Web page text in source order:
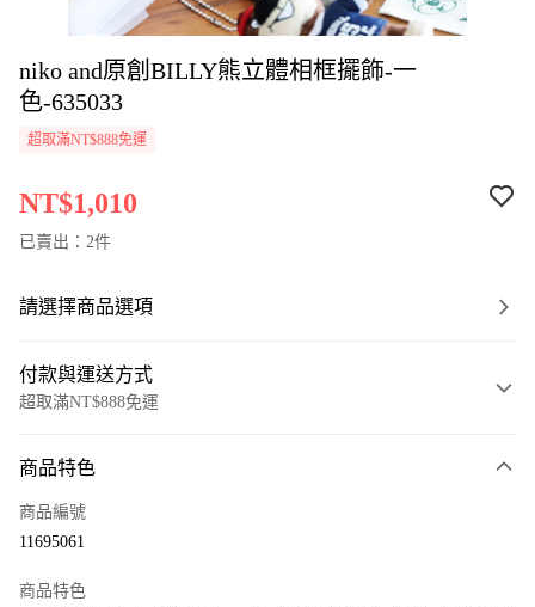
niko and原創BILLY熊立體相框擺飾-一
色-635033
超取滿NT$888免運
NT$1,010
已賣出：2件
請選擇商品選項
付款與運送方式
超取滿NT$888免運
信用卡一次付款
商品特色
商品編號
11695061
商品特色